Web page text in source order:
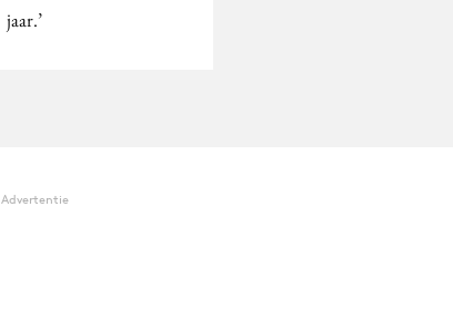
jaar.’
Advertentie